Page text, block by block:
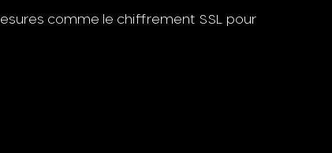
comme le chiffrement SSL pour